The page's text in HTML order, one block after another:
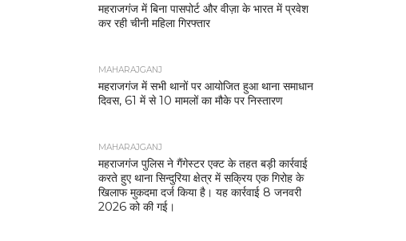
महराजगंज में बिना पासपोर्ट और वीज़ा के भारत में प्रवेश
कर रही चीनी महिला गिरफ्तार
MAHARAJGANJ
महराजगंज में सभी थानों पर आयोजित हुआ थाना समाधान
दिवस, 61 में से 10 मामलों का मौके पर निस्तारण
MAHARAJGANJ
महराजगंज पुलिस ने गैंगेस्टर एक्ट के तहत बड़ी कार्रवाई
करते हुए थाना सिन्दुरिया क्षेत्र में सक्रिय एक गिरोह के
खिलाफ मुकदमा दर्ज किया है। यह कार्रवाई 8 जनवरी
2026 को की गई।